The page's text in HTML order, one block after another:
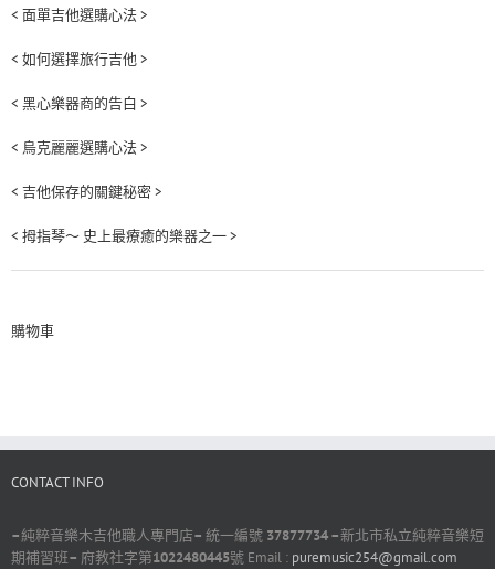
< 面單吉他選購心法 >
< 如何選擇旅行吉他 >
< 黑心樂器商的告白 >
< 烏克麗麗選購心法 >
< 吉他保存的關鍵秘密 >
< 拇指琴～ 史上最療癒的樂器之一 >
購物車
CONTACT INFO
–純粹音樂木吉他職人專門店– 統一編號 37877734 –新北市私立純粹音樂短
期補習班– 府教社字第1022480445號 Email : puremusic254@gmail.com